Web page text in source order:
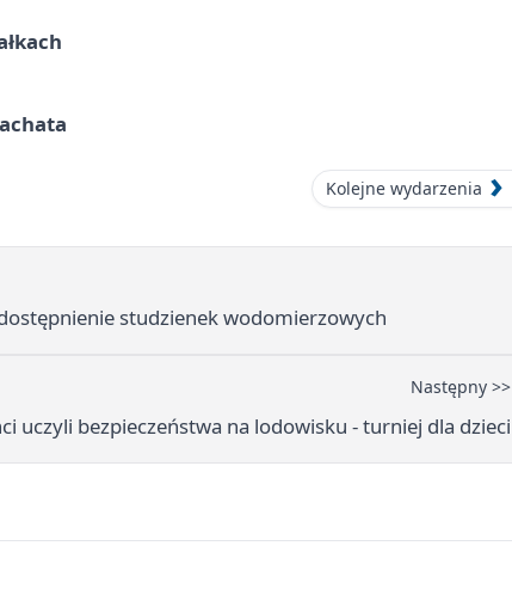
Kolejne wydarzenia
studzienek wodomierzowych
Następny >>
uczyli bezpieczeństwa na lodowisku - turniej dla dzieci